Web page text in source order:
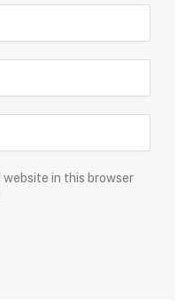
website in this browser